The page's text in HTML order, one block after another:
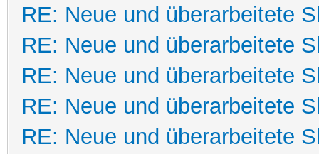
RE: Neue und überarbeitete
RE: Neue und überarbeitete
RE: Neue und überarbeitete
RE: Neue und überarbeitete
RE: Neue und überarbeitete